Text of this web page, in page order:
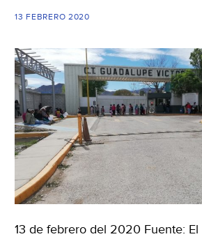
13 FEBRERO 2020
13 de febrero del 2020 Fuente: El